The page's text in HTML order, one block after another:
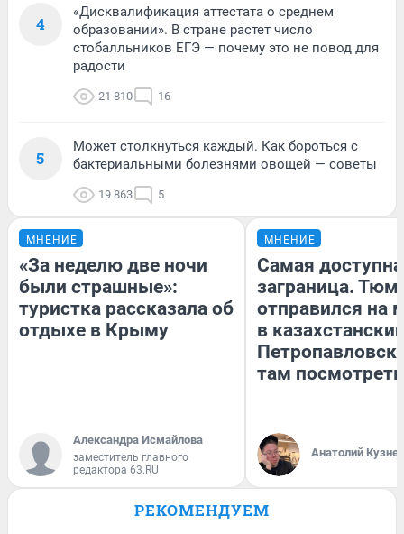
4
«Дисквалификация аттестата о среднем
образовании». В стране растет число
стобалльников ЕГЭ — почему это не повод для
радости
21 810 16
5
Может столкнуться каждый. Как бороться с
бактериальными болезнями овощей — советы
19 863 5
МНЕНИЕ
«За неделю две ночи
были страшные»:
туристка рассказала об
отдыхе в Крыму
Александра Исмайлова
заместитель главного
редактора 63.RU
МНЕНИЕ
Самая
заграница.
отправился на
в
там посмотреть
Анатолий
РЕКОМЕНДУЕМ